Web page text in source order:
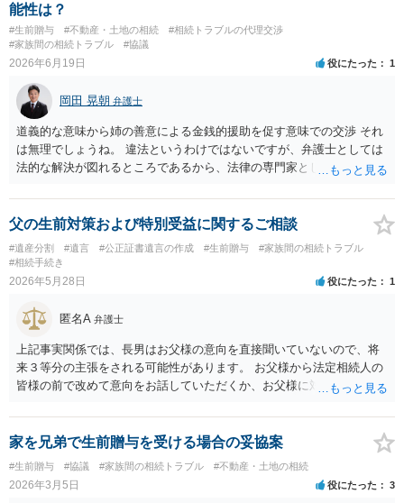
能性は？
#生前贈与 #不動産・土地の相続
#相続トラブルの代理交渉
#家族間の相続トラブル
#協議
2026年6月19日 役にたった 1
岡田 晃朝 弁護士
道義的な意味から姉の善意による金銭的援助を促す意味での交渉 それ
は無理でしょうね。 違法というわけではないですが、弁護士としては
法的な解決が図れるところであるから、法律の専門家として介入する
父の生前対策および特別受益に関するご相談
#遺産分割 #遺言 #公正証書遺言の作成 #生前贈与
#家族間の相続トラブル
#相続手続き
2026年5月28日 役にたった 1
匿名A 弁護士
上記事実関係では、長男はお父様の意向を直接聞いていないので、将
来３等分の主張をされる可能性があります。 お父様から法定相続人の
皆様の前で改めて意向をお話していただくか、お父様に対し遺言を残
ります。
家を兄弟で生前贈与を受ける場合の妥協案
#生前贈与 #協議 #家族間の相続トラブル #不動産・土地の相続
2026年3月5日 役にたった 3